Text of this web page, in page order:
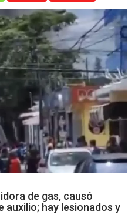
de gas, causó
auxilio; hay lesionados y